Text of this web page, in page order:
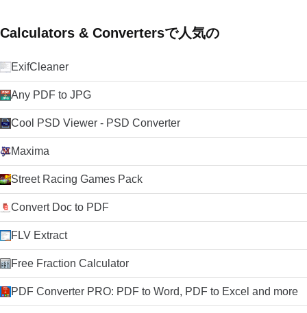
Calculators & Convertersで人気の
ExifCleaner
Any PDF to JPG
Cool PSD Viewer - PSD Converter
Maxima
Street Racing Games Pack
Convert Doc to PDF
FLV Extract
Free Fraction Calculator
PDF Converter PRO: PDF to Word, PDF to Excel and more